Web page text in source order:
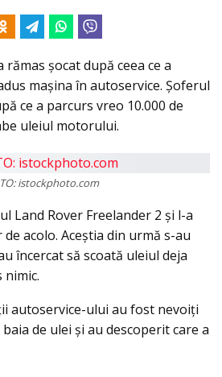
şocat după ceea ce a
maşina în autoservice. Şoferul
ce a parcurs vreo 10.000 de
uleiul motorului.
istockphoto.com
Land Rover Freelander 2 şi l-a
acolo. Aceştia din urmă s-au
încercat să scoată uleiul deja
autoservice-ului au fost nevoiţi
de ulei şi au descoperit care a